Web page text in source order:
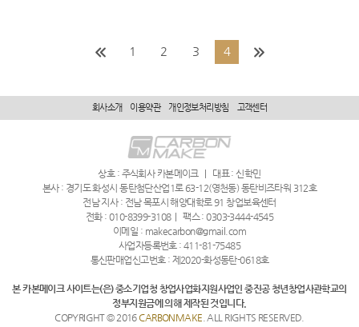
1 2 3 4
회사소개 이용약관 개인정보처리방침 고객센터
상호 : 주식회사 카본메이크
대표 : 신학민
본사 : 경기도 화성시 동탄첨단산업1로 63-12(영천동) 동탄비즈타워 312호
전남 지사 : 전남 목포시 해양대학로 91 창업보육센터
전화 : 010-8399-3108
팩스 : 0303-3444-4545
이메일 : makecarbon@gmail.com
사업자등록번호 : 411-81-75485
통신판매업신고번호 : 제2020-화성동탄-0618호
본 카본메이크 사이트는(은) 중소기업청 창업사업화지원사업인 중진공 청년창업사관학교의
정부지원금에 의해 제작된 것입니다.
COPYRIGHT © 2016CARBONMAKE . ALL RIGHTS RESERVED.